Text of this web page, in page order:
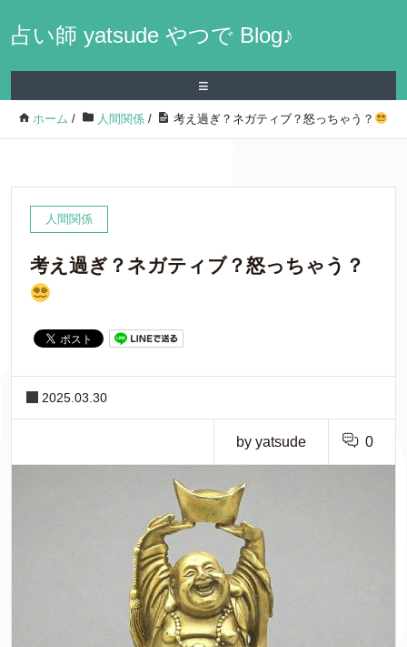
占い師 yatsude やつで Blog♪
≡
ホーム / 人間関係 / 考え過ぎ？ネガティブ？怒っちゃう？
人間関係
考え過ぎ？ネガティブ？怒っちゃう？
2025.03.30
by yatsude 0